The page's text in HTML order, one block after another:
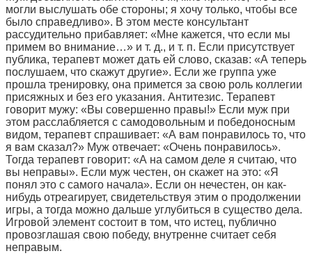
могли выслушать обе стороны; я хочу только, чтобы все
было справедливо». В этом месте консультант
рассудительно прибавляет: «Мне кажется, что если мы
примем во внимание…» и т. д., и т. п. Если присутствует
публика, терапевт может дать ей слово, сказав: «А теперь
послушаем, что скажут другие». Если же группа уже
прошла тренировку, она примется за свою роль коллегии
присяжных и без его указания. Антитезис. Терапевт
говорит мужу: «Вы совершенно правы!» Если муж при
этом расслабляется с самодовольным и победоносным
видом, терапевт спрашивает: «А вам понравилось то, что
я вам сказал?» Муж отвечает: «Очень понравилось».
Тогда терапевт говорит: «А на самом деле я считаю, что
вы неправы». Если муж честен, он скажет на это: «Я
понял это с самого начала». Если он нечестен, он как-
нибудь отреагирует, свидетельствуя этим о продолжении
игры, а тогда можно дальше углубиться в существо дела.
Игровой элемент состоит в том, что истец, публично
провозглашая свою победу, внутренне считает себя
неправым.